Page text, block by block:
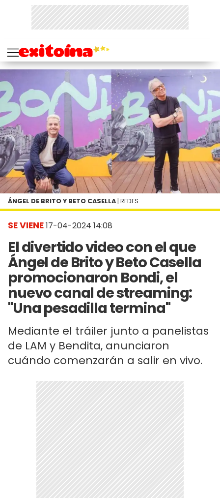
SE VIENE17-04-2024 14:08
El divertido video con el que
Ángel de Brito y Beto Casella
promocionaron Bondi, el
nuevo canal de streaming:
"Una pesadilla termina"
Mediante el tráiler junto a panelistas
de LAM y Bendita, anunciaron
cuándo comenzarán a salir en vivo.
ÁNGEL DE BRITO Y BETO CASELLA | REDES